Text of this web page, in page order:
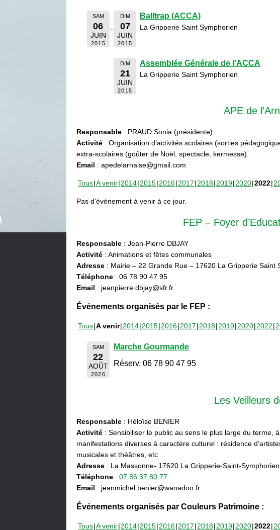
SAM
06
JUIN
2015
DIM
07
JUIN
2015
Balltrap (ACCA)
La Gripperie Saint Symphorien
DIM
21
JUIN
2015
Assemblée Générale de l'ACCA
La Gripperie Saint Symphorien
APE de
Responsable : PRAUD Sonia (présidente)
Activité : Organisation d’activités scolaires (sorties
extra-scolaires (goûter de Noël, spectacle, kermesse).
Email : apedelarnaise@gmail.com
Tous A venir 2014 2015 2016 2017 2018 2019 2020 2022
Pas d'événement à venir à ce jour.
FEP – Foyer
Responsable : Jean-Pierre DBJAY
Activité : Animations et fêtes communales
Adresse : Mairie – 22 Grande Rue – 17620 La Gripperie Saint
Téléphone : 06 78 90 47 95
Email : jeanpierre.dbjay@sfr.fr
Événements organisés par le FEP :
Tous A venir 2014 2015 2016 2017 2018 2019 2020 2022
SAM
22
AOÛT
2026
Marche Gourmande
Réserv. 06 78 90 47 95
Les Veilleurs
Responsable : Héloïse BENIER
Activité : Sensibiliser le public au sens le plus large du terme,
manifestations diverses à caractère culturel : résidence
musicales et théâtres, etc
Adresse : La Massonne- 17620 La Gripperie-Saint-Symphorien
Téléphone : 07 86 37 80 77
Email : jeanmichel.benier@wanadoo.fr
Événements organisés par Couleurs Patrimoine :
Tous A venir 2014 2015 2016 2017 2018 2019 2020 2022